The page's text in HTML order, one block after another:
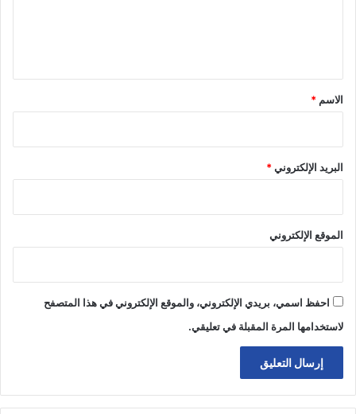
*
الاسم *
البريد الإلكتروني*
الموقع الإلكتروني
احفظ اسمي، بريدي الإلكتروني، والموقع الإلكتروني في هذا المتصفح
لاستخدامها المرة المقبلة في تعليقي.